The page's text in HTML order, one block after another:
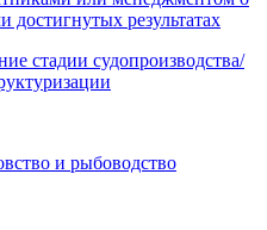
достигнутых результатах
стадии судопроизводства/
и рыбоводство